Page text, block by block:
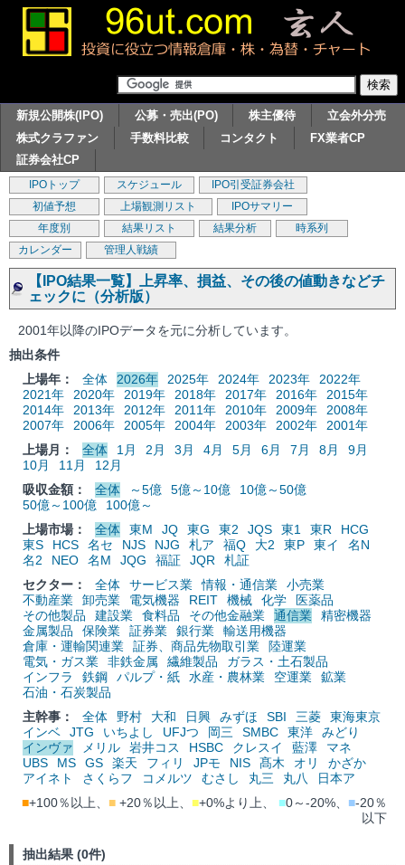
新規公開株(IPO) 公募・売出(PO) 株主優待
立会外分売
株式クラファン
手数料比較 コンタクト
FX業者CP
証券会社CP
IPOトップ スケジュール
IPO引受証券会社
初値予想
上場観測リスト
IPOサマリー
年度別
結果リスト 結果分析
時系列
カレンダー
管理人戦績
【IPO結果一覧】上昇率、損益、その後の値動きなどチ
ェックに（分析版）
2001年以降のIPOデータを元に分析しています。
抽出条件
上場年：
全体 2026年 2025年 2024年 2023年
2022年
2021年
2020年 2019年 2018年 2017年 2016年
2015年
2014年
2013年 2012年 2011年 2010年 2009年
2008年
2007年
2006年 2005年 2004年 2003年 2002年
2001年
上場月：
全体 1月 2月 3月 4月 5月 6月 7月 8月
9月
10月
11月
12月
吸収金額：
全体 ～5億 5億～10億
10億～50億
50億～100億
100億～
上場市場：
全体 東M JQ 東G 東2 JQS 東1 東R
HCG
東S
HCS 名セ NJS NJG 札ア 福Q 大2 東P 東イ
名N
名2
NEO 名M JQG 福証 JQR
札証
セクター：
全体 サービス業 情報・通信業
小売業
不動産業
卸売業 電気機器 REIT 機械 化学
医薬品
その他製品
建設業 食料品 その他金融業 通信業
精密機器
金属製品
保険業 証券業 銀行業
輸送用機器
倉庫・運輸関連業
証券、商品先物取引業
陸運業
電気・ガス業
非鉄金属 繊維製品
ガラス・土石製品
インフラ
鉄鋼 パルプ・紙 水産・農林業 空運業
鉱業
石油・石炭製品
主幹事：
全体 野村 大和 日興 みずほ SBI 三菱
東海東京
インベ
JTG いちよし UFJつ 岡三 SMBC 東洋
みどり
インヴァ
メリル 岩井コス HSBC クレスイ 藍澤
マネ
UBS
MS GS 楽天 フィリ JPモ NIS 髙木 オリ
かざか
アイネト
さくらフ コメルツ むさし 丸三 丸八
日本ア
■+100％以上、 ■ +20％以上、 ■+0%より上、 ■0～-20%、 ■-20％
以下
抽出結果 (0件)